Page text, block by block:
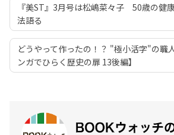
『美ST』3月号は松嶋菜々子 50歳の健
法語る
どうやって作ったの！？ "極小活字"の職
ンガでひらく歴史の扉 13後編】